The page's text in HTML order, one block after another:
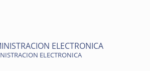
ELECTRONICA
ELECTRONICA